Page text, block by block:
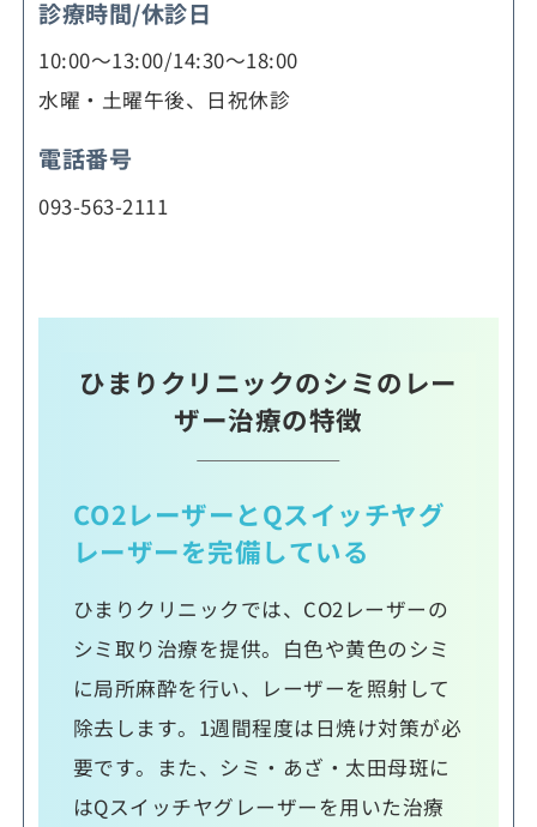
診療時間/休診日
10:00～13:00/14:30～18:00
水曜・土曜午後、日祝休診
電話番号
093-563-2111
ひまりクリニックのシミのレー
ザー治療の特徴
CO2レーザーとQスイッチヤグ
レーザーを完備している
ひまりクリニックでは、CO2レーザーの
シミ取り治療を提供。白色や黄色のシミ
に局所麻酔を行い、レーザーを照射して
除去します。1週間程度は日焼け対策が必
要です。また、シミ・あざ・太田母斑に
はQスイッチヤグレーザーを用いた治療